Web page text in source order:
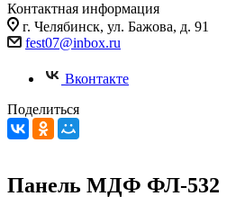
Контактная информация
г. Челябинск, ул. Бажова, д. 91
fest07@inbox.ru
Вконтакте
Поделиться
Панель МДФ ФЛ-532